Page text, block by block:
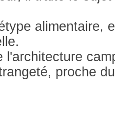
alimentaire,
l'architecture
proche